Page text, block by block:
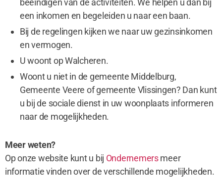
beëindigen van de activiteiten. We helpen u dan bij
een inkomen en begeleiden u naar een baan.
Bij de regelingen kijken we naar uw gezinsinkomen
en vermogen.
U woont op Walcheren.
Woont u niet in de gemeente Middelburg,
Gemeente Veere of gemeente Vlissingen? Dan kunt
u bij de sociale dienst in uw woonplaats informeren
naar de mogelijkheden.
Meer weten?
Op onze website kunt u bij Ondernemersmeer
informatie vinden over de verschillende mogelijkheden.